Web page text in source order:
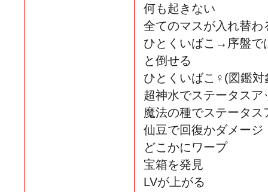
何も起きない
全てのマスが入れ替わ
ひとくいばこ→序盤で
と倒せる
ひとくいばこ♀(図鑑
超神水でステータスア
魔法の種でステータス
仙豆で回復かダメージ
どこかにワープ
宝箱を発見
LVが上がる